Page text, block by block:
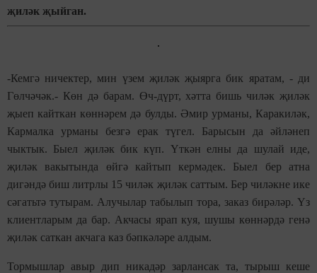
җиләк җыйган.
-Кемгә ничектер, мин үзем җиләк җыярга бик яратам, - ди
Гөлчәчәк.- Көн дә барам. Өч-дүрт, хәтта бишь чиләк җиләк
җыеп кайткан көннәрем дә булды. Әмир урманы, Каракиләк,
Кармалка урманы безгә ерак түгел. Барысын да әйләнеп
чыктык. Быел җиләк бик күп. Үткән елны да шулай иде,
җиләк вакытында өйгә кайтып кермәдек. Быел бер атна
дигәндә биш литрлы 15 чиләк җиләк саттым. Бер чиләкне ике
сәгатьтә тутырам. Алучылар табылып тора, заказ бирәләр. Үз
клиентларым да бар. Акчасы ярап куя, шушы көннәрдә генә
җиләк саткан акчага каз бәпкәләре алдым.
Тормышлар авыр дип никадәр зарлансак та, тырыш кеше